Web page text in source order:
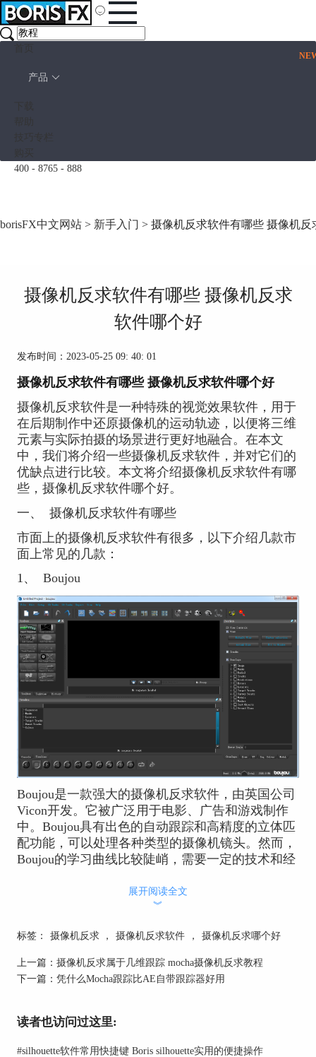
产品
400 - 8765 - 888
borisFX中文网站 > 新手入门 > 摄像机反求软件有哪些 摄像机反
摄像机反求软件有哪些 摄像机反求
软件哪个好
发布时间：2023-05-25 09: 40: 01
摄像机反求软件有哪些 摄像机反求软件哪个好
摄像机反求软件是一种特殊的视觉效果软件，用于
在后期制作中还原摄像机的运动轨迹，以便将三维
元素与实际拍摄的场景进行更好地融合。在本文
中，我们将介绍一些摄像机反求软件，并对它们的
优缺点进行比较。本文将介绍摄像机反求软件有哪
些，摄像机反求软件哪个好。
一、 摄像机反求软件有哪些
市面上的摄像机反求软件有很多，以下介绍几款市
面上常见的几款：
1、 Boujou
Boujou是一款强大的摄像机反求软件，由英国公司
Vicon开发。它被广泛用于电影、广告和游戏制作
中。Boujou具有出色的自动跟踪和高精度的立体匹
配功能，可以处理各种类型的摄像机镜头。然而，
Boujou的学习曲线比较陡峭，需要一定的技术和经
展开阅读全文
︾
标签： 摄像机反求 ， 摄像机反求软件 ， 摄像机反求哪个好
上一篇： 摄像机反求属于几维跟踪 mocha摄像机反求教程
下一篇： 凭什么Mocha跟踪比AE自带跟踪器好用
读者也访问过这里:
#silhouette软件常用快捷键 Boris silhouette实用的便捷操作